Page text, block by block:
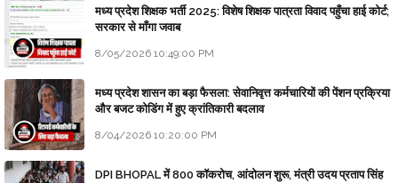
मध्य प्रदेश शिक्षक भर्ती 2025: विशेष शिक्षक पात्रता विवाद पहुँचा हाई कोर्ट;
सरकार से माँगा जवाब
8/05/2026 10:49:00 PM
मध्य प्रदेश शासन का बड़ा फैसला: सेवानिवृत्त कर्मचारियों की पेंशन प्रक्रिया
और बजट कोडिंग में हुए क्रांतिकारी बदलाव
8/04/2026 10:20:00 PM
DPI BHOPAL में 800 कॉकरोच, आंदोलन शुरू, मंत्री उदय प्रताप सिंह